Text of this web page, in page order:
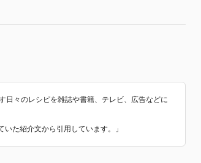
日々のレシピを雑誌や書籍、テレビ、広告などに
た紹介文から引用しています。」